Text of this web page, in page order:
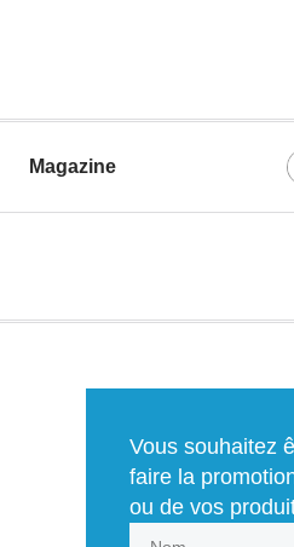
Magazine
Vous souhaitez
faire la
ou de vos